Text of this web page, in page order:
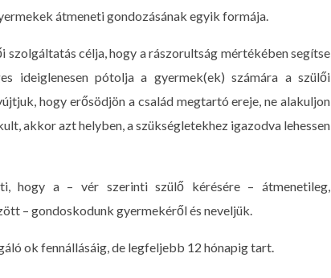
átmeneti gondozásának egyik formája.
célja, hogy a rászorultság mértékében segítse
ideiglenesen pótolja a gyermek(ek) számára a szülői
hogy erősödjön a család megtartó ereje, ne alakuljon
akkor azt helyben, a szükségletekhez igazodva lehessen
hogy a – vér szerinti szülő kérésére – átmenetileg,
– gondoskodunk gyermekéről és neveljük.
ok fennállásáig, de legfeljebb 12 hónapig tart.